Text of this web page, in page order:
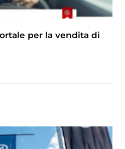
per la vendita di